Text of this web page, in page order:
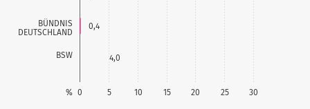
BÜNDNIS
DEUTSCHLAND
BSW
0 5 10 15 20 25 30
%
0,4
4,0